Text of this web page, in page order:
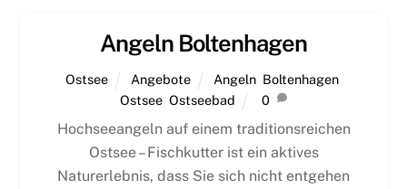
Angeln Boltenhagen
Ostsee Angebote Angeln Boltenhagen
Ostsee, Ostseebad 0
Hochseeangeln auf einem traditionsreichen
Ostsee – Fischkutter ist ein aktives
Naturerlebnis, dass Sie sich nicht entgehen